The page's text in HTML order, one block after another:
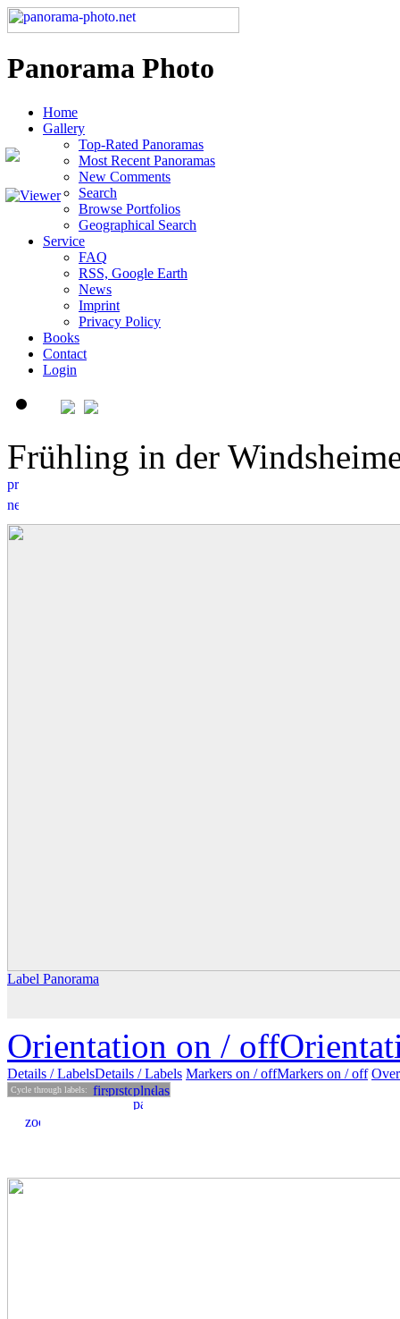
Panorama Photo
Home
Gallery
Top-Rated Panoramas
Most Recent Panoramas
New Comments
Search
Browse Portfolios
Geographical Search
Service
FAQ
RSS, Google Earth
News
Imprint
Privacy Policy
Books
Contact
Login
Frühling in der
Label Panorama
Orientation on / off
Details / LabelsDetails /Labels Markers on /offMarkers on / off
Cycle through labels: